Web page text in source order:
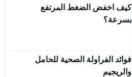
كيف اخفض الضغط المرتفع
بسرعة؟
فوائد الفراولة الصحية للحامل
والريجيم